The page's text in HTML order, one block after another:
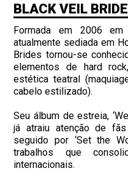
BLACK VEIL
Formada em 2006 em
atualmente sediada em
Brides tornou-se
elementos de hard
estética teatral
cabelo estilizado).
Seu álbum de estreia,
já atraiu atenção de
seguido por ‘Set the
trabalhos que
internacionais.